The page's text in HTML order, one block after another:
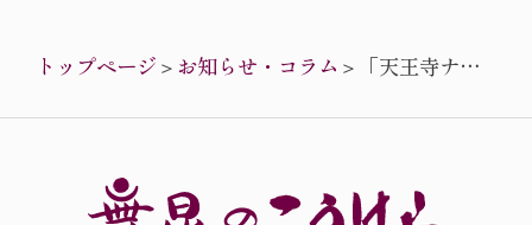
トップページ ＞ お知らせ・コラム ＞ 「天王寺ナイ
の夏」の巻